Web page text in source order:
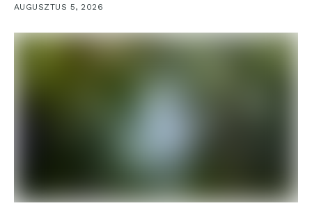
AUGUSZTUS 5, 2026